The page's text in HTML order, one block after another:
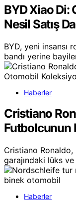
BYD Xiao
Nesil Satış
BYD, yeni insansı
bandı yerine
Haberler
Cristiano
Futbolcunun
Cristiano Ronaldo,
garajındaki lüks
Haberler